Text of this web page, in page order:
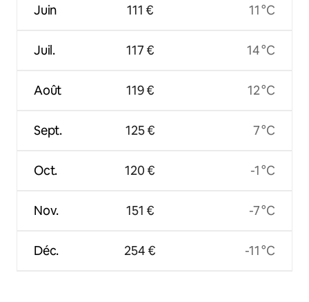
Juin
Juil.
Août
Sept.
Oct.
Nov.
Déc.
111 €
117 €
119 €
125 €
120 €
151 €
254 €
11 °C
14 °C
12 °C
7 °C
-1 °C
-7 °C
-11 °C